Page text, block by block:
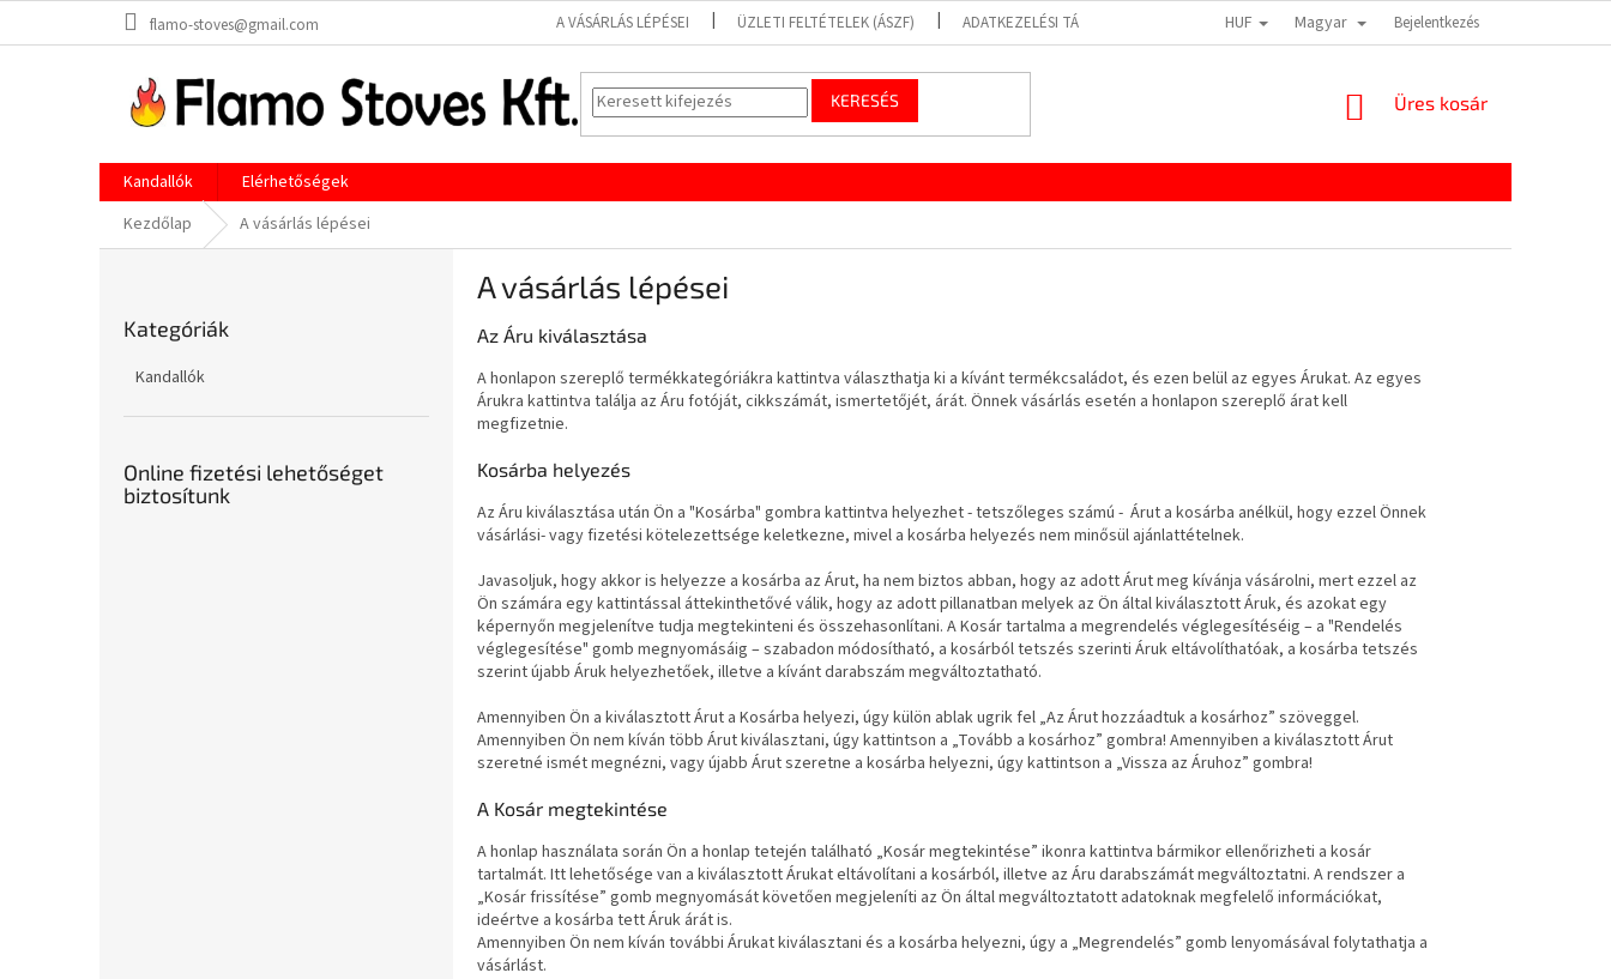
flamo-stoves@gmail.com A VÁSÁRLÁS LÉPÉSEI ÜZLETI FELTÉTELEK (ÁSZF) ADATKEZELÉSI TÁJÉKOZTATÓ IMPRESSZUM
HUF Magyar Bejelentkezés
KERESÉS KOSÁR
Üres kosár
Kandallók
Elérhetőségek
Kezdőlap
A vásárlás lépései
átugrása
Kategóriák
Kandallók
Online fizetési lehetőséget
biztosítunk
A vásárlás lépései
Az Áru kiválasztása
A honlapon szereplő termékkategóriákra kattintva választhatja ki a kívánt termékcsaládot, és ezen belül az egyes Árukat. Az egyes
Árukra kattintva találja az Áru fotóját, cikkszámát, ismertetőjét, árát. Önnek vásárlás esetén a honlapon szereplő árat kell
megfizetnie.
Kosárba helyezés
Az Áru kiválasztása után Ön a "Kosárba" gombra kattintva helyezhet - tetszőleges számú - Árut a kosárba anélkül, hogy ezzel Önnek
vásárlási- vagy fizetési kötelezettsége keletkezne, mivel a kosárba helyezés nem minősül ajánlattételnek.
Javasoljuk, hogy akkor is helyezze a kosárba az Árut, ha nem biztos abban, hogy az adott Árut meg kívánja vásárolni, mert ezzel az
Ön számára egy kattintással áttekinthetővé válik, hogy az adott pillanatban melyek az Ön által kiválasztott Áruk, és azokat egy
képernyőn megjelenítve tudja megtekinteni és összehasonlítani. A Kosár tartalma a megrendelés véglegesítéséig – a "Rendelés
véglegesítése" gomb megnyomásáig – szabadon módosítható, a kosárból tetszés szerinti Áruk eltávolíthatóak, a kosárba tetszés
szerint újabb Áruk helyezhetőek, illetve a kívánt darabszám megváltoztatható.
Amennyiben Ön a kiválasztott Árut a Kosárba helyezi, úgy külön ablak ugrik fel „Az Árut hozzáadtuk a kosárhoz” szöveggel.
Amennyiben Ön nem kíván több Árut kiválasztani, úgy kattintson a „Tovább a kosárhoz” gombra! Amennyiben a kiválasztott Árut
szeretné ismét megnézni, vagy újabb Árut szeretne a kosárba helyezni, úgy kattintson a „Vissza az Áruhoz” gombra!
A Kosár megtekintése
A honlap használata során Ön a honlap tetején található „Kosár megtekintése” ikonra kattintva bármikor ellenőrizheti a kosár
tartalmát. Itt lehetősége van a kiválasztott Árukat eltávolítani a kosárból, illetve az Áru darabszámát megváltoztatni. A rendszer a
„Kosár frissítése” gomb megnyomását követően megjeleníti az Ön által megváltoztatott adatoknak megfelelő információkat,
ideértve a kosárba tett Áruk árát is.
Amennyiben Ön nem kíván további Árukat kiválasztani és a kosárba helyezni, úgy a „Megrendelés” gomb lenyomásával folytathatja a
vásárlást.